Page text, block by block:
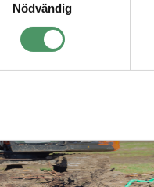
Nödvändig
Vi hanterar